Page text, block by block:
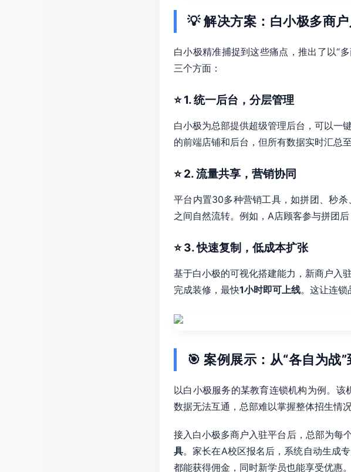
💡 解决方案：白小极多商
白小极精准捕捉到这些痛点，推出了以“
三个方面：
⭐ 1. 统一后台，分层管理
白小极为总部提供超级管理后台，可以一
的前端店铺和后台，但所有数据实时汇总
⭐ 2. 流量共享，营销协同
平台内置30多种营销工具，如拼团、秒
之间自然流转。例如，A店顾客参与拼团
⭐ 3. 快速复制，低成本扩张
基于白小极的可视化搭建能力，新商户入
完成装修，最快1小时即可上线。这让连锁
🎯 案例展示：从“各自为战
以白小极服务的某教育连锁机构为例。该
数据无法互通，总部难以掌握整体招生情况
接入白小极多商户入驻平台后，总部为每
具。家长在A校区报名后，系统自动生成
都能获得佣金，同时新学员也能享受优惠。